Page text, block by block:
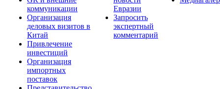
коммуникации
Организация
деловых визитов в
Китай
Привлечение
инвестиций
Организация
импортных
поставок
Евразии
Запросить
экспертный
комментарий